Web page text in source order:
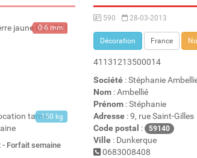
0-6 mm
150 kg
- Forfait semaine
590 28-03-2013
Décoration France
41131213500014
Société: Stéphanie
Nom: Ambellié
Prénom: Stéphanie
Adresse: 9, rue Saint-Gilles
Code postal : 59140
Ville: Dunkerque
0683008408